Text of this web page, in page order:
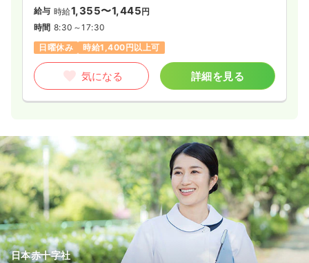
給与 時給1,355〜1,445円
時間 8:30～17:30
日曜休み
時給1,400円以上可
気になる 詳細を見る
日本赤十字社